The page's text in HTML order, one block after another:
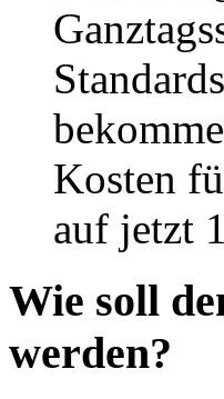
Kosten
auf jetzt
Wie soll
werden?